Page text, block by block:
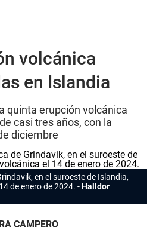
volcánica
en Islandia
quinta erupción volcánica
casi tres años, con la
diciembre
en el suroeste de Islandia,
de enero de 2024.
Halldor
CAMPERO